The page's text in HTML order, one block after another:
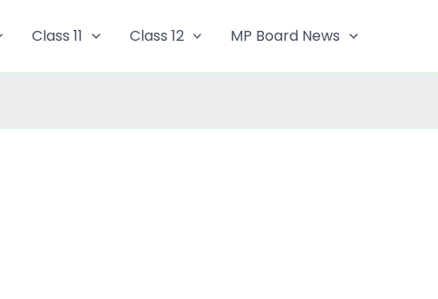
Class 11 Class 12 MP Board News